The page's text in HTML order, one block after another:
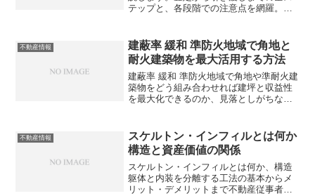
テップと、各段階での注意点を網羅。不
不動産情報
建蔽率 緩和 準防火地域で角地と
耐火建築物を最大活用する方法
建蔽率 緩和 準防火地域で角地や準耐火建
築物をどう組み合わせれば建坪と収益性
を最大化できるのか、見落としがちな実
不動産情報
スケルトン・インフィルとは何か
構造と資産価値の関係
スケルトン・インフィルとは何か、構造
躯体と内装を分離する工法の基本からメ
リット・デメリットまで不動産従事者向